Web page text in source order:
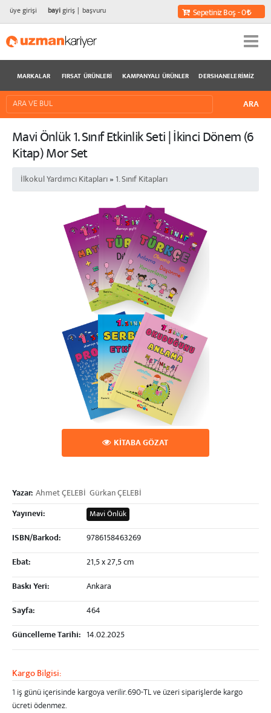
üye girişi bayigiriş başvuru Sepetiniz Boş - 0
MARKALAR FIRSAT ÜRÜNLERI KAMPANYALI ÜRÜNLER DERSHANELERIMIZ
Mavi Önlük 1. Sınıf Etkinlik Seti | İkinci Dönem (6
Kitap) Mor Set
İlkokul Yardımcı Kitapları » 1. Sınıf Kitapları
KİTABA GÖZAT
Yazar: Ahmet ÇELEBİ Gürkan ÇELEBİ
Yayınevi:
Mavi Önlük
ISBN/Barkod:
9786158463269
Ebat:
21,5 x 27,5 cm
Baskı Yeri:
Ankara
Sayfa:
464
Güncelleme Tarihi: 14.02.2025
Kargo Bilgisi:
1 iş günü içerisinde kargoya verilir.690-TL ve üzerisiparişlerde kargo
ücreti ödenmez.